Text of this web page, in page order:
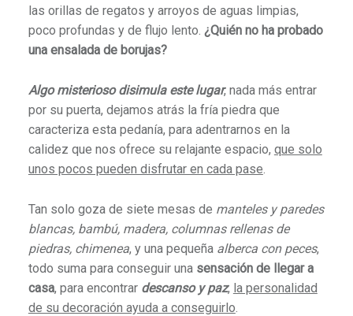
las orillas de regatos y arroyos de aguas limpias,
poco profundas y de flujo lento. ¿Quién no ha probado
una ensalada de borujas?
Algo misterioso disimula este lugar, nada más entrar
por su puerta, dejamos atrás la fría piedra que
caracteriza esta pedanía, para adentrarnos en la
calidez que nos ofrece su relajante espacio, que solo
unos pocos pueden disfrutar en cada pase.
Tan solo goza de siete mesas de manteles y paredes
blancas, bambú, madera, columnas rellenas de
piedras, chimenea, y una pequeña alberca con peces,
todo suma para conseguir una sensación de llegar a
casa, para encontrar descanso y paz, la personalidad
de su decoración ayuda a conseguirlo.